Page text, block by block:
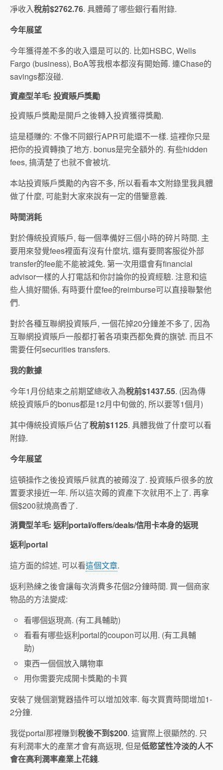
凈收入稅前$2762.76. 具體薅了哪些銀行看附錄.
今年展望
今年獲得差不多的收入還是可以的. 比如HSBC, Wells
Fargo (business), BoA等我根本都沒有開始薅. 連Chase的
savings都沒碰.
資產型羊毛: 投資賬戶獎勵
投資賬戶獎勵是開戶之後轉入投資獲得獎勵.
這是穩賺的: 不像不同銀行APR可能還不一樣. 這裡你只是
把你的投資轉換了地方. bonus是完全額外的. 有些hidden
fees, 搞清楚了也就不會被坑.
本站投資賬戶獎勵的內容不多, 所以看看本文附錄里我具體
做了什麼, 可能對大家來說有一定的借鑒意義.
時間消耗
對於傳統投資賬戶, 每一個準備好三個小時的碎片時間. 主
要用來發覺fees裡面有沒有什麼坑, 還有要問客服從外部
transfer的fee能不能被減免. 第一次用還會有financial
advisor一樣的人打電話和你討論你的投資經驗. 注意和這
些人搞好關係, 有時要什麼fee的reimburse可以直接聯繫他
們.
對於各種互聯網投資賬戶, 一個花掉20分鐘差不多了, 因為
互聯網投資賬戶一般都打著各項東西都免費的旗號. 而且不
需要任何securities transfers.
我的數據
今年1月份結束之前期望總收入為稅前$1437.55. (因為傳
統投資賬戶的bonus都是12月中旬做的, 所以要等1個月)
其中傳統投資賬戶佔了稅前$1125. 具體我做了什麼可以看
附錄.
今年展望
這頓操作之後投資賬戶就真的被薅沒了. 投資賬戶很多的放
置要求接近一年. 所以這次薅的資產下次就用不上了. 再拿
個$200就燒高香了.
消費型羊毛: 返利portal/offers/deals/信用卡本身的返現
返利portal
這方面的綜述, 可以看這個文章.
返利熟練之後會讓每次消費多花個2分鐘時間. 買一個商家
物品的方法變成:
看哪個返現高. (有工具輔助)
看看有哪些返利portal的coupon可以用. (有工具輔
助)
東西一個個放入購物車
用你需要完成開卡獎勵的卡買
安裝了幾個瀏覽器插件可以增加效率. 每次買賣時間增加1-
2分鐘.
我從portal那裡賺到稅後不到$200. 這實際上很顯然的. 只
有利潤率大的產業才會有高返現, 但是低慾望性冷淡的人不
會在高利潤率產業上花錢.